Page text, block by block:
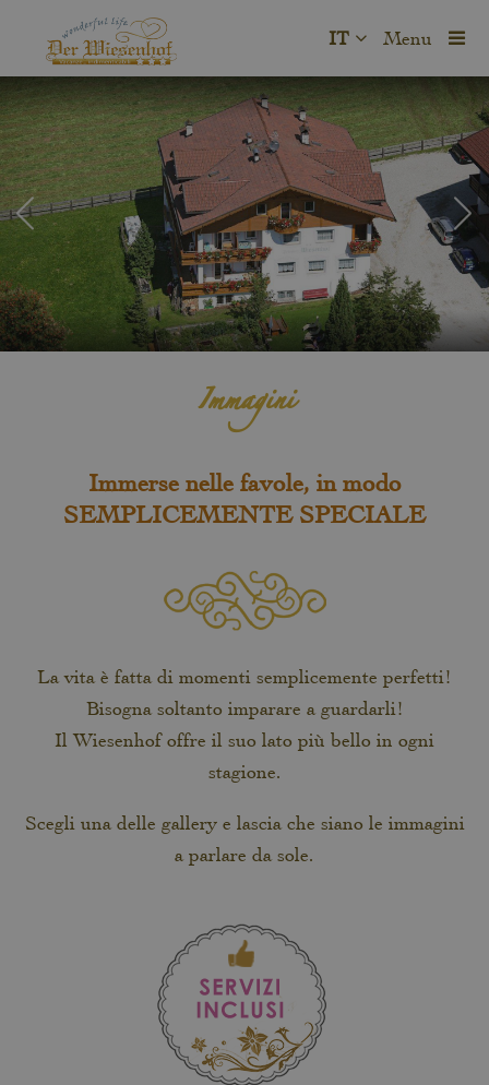
Menu
IT
Immagini
Immerse nelle favole, in modo
SEMPLICEMENTE SPECIALE
La vita è fatta di momenti semplicemente perfetti!
Bisogna soltanto imparare a guardarli!
Il Wiesenhof offre il suo lato più bello in ogni
stagione.
Scegli una delle gallery e lascia che siano le immagini
a parlare da sole.